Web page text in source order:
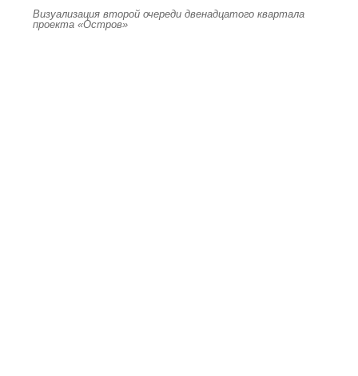
Визуализация второй очереди двенадцатого квартала
проекта «Остров»